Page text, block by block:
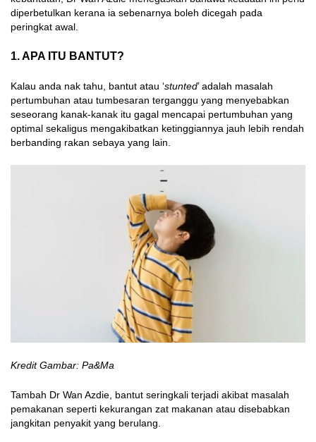
diperbetulkan kerana ia sebenarnya boleh dicegah pada
peringkat awal.
1. APA ITU BANTUT?
Kalau anda nak tahu, bantut atau ‘stunted’ adalah masalah
pertumbuhan atau tumbesaran terganggu yang menyebabkan
seseorang kanak-kanak itu gagal mencapai pertumbuhan yang
optimal sekaligus mengakibatkan ketinggiannya jauh lebih rendah
berbanding rakan sebaya yang lain.
Kredit Gambar: Pa&Ma
Tambah Dr Wan Azdie, bantut seringkali terjadi akibat masalah
pemakanan seperti kekurangan zat makanan atau disebabkan
jangkitan penyakit yang berulang.